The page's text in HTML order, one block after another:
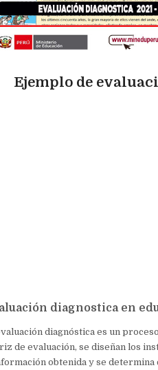
Ejemplo de
diagnostica en
diagnóstica es un
de evaluación, se diseñan los
obtenida y se determina